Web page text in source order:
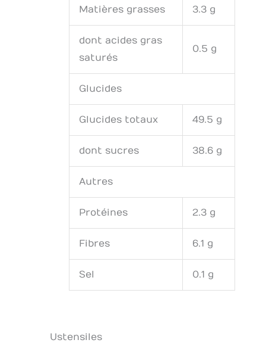
Matières grasses 3.3 g
dont acides gras
saturés
0.5 g
Glucides
Glucides totaux 49.5 g
dont sucres 38.6 g
Autres
Protéines 2.3 g
Fibres 6.1 g
Sel 0.1 g
Ustensiles